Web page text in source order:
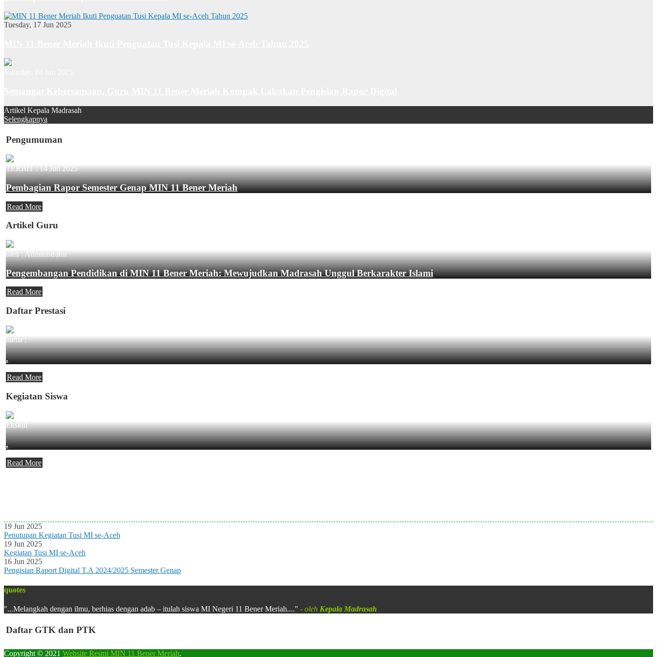
Tuesday, 17 Jun 2025
Artikel Kepala Madrasah
Selengkapnya
Pengumuman
TERBIT :14 Jun 2025
Pembagian Rapor Semester Genap MIN 11 Bener Meriah
Read More
Artikel Guru
oleh : Administrator
Pengembangan Pendidikan di MIN 11 Bener Meriah: Mewujudkan Madrasah Unggul Berkarakter Islami
Read More
Daftar Prestasi
nama :
.
Read More
Kegiatan Siswa
Ekskul
.
Read More
19 Jun 2025
Penutupan Kegiatan Tusi MI se-Aceh
19 Jun 2025
Kegiatan Tusi MI se-Aceh
16 Jun 2025
Pengisian Raport Digital T.A 2024/2025 Semester Genap
quotes
"...Melangkah dengan ilmu, berhias dengan adab – itulah siswa MI Negeri 11 Bener Meriah...." - oleh Kepala Madrasah
Daftar GTK dan PTK
Copyright © 2021 Website Resmi MIN 11 Bener Meriah.